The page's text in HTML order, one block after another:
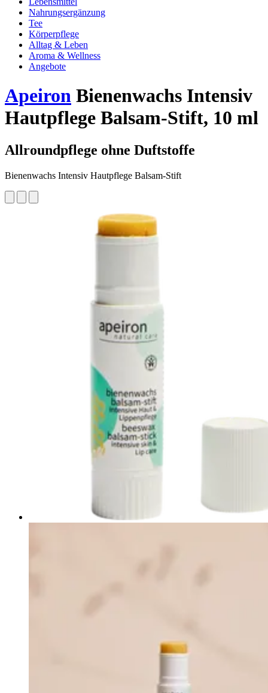
Nahrungsergänzung
Tee
Körperpflege
Alltag & Leben
Aroma & Wellness
Angebote
Apeiron Bienenwachs Intensiv
Hautpflege Balsam-Stift, 10 ml
Allroundpflege ohne Duftstoffe
Bienenwachs Intensiv Hautpflege Balsam-Stift